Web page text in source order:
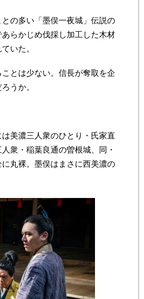
の多い「墨俣一夜城」伝説の
らかじめ伐採し加工した木材
いた。
とは少ない。信長が奪取を企
うか。
美濃三人衆のひとり・氏家直
衆・稲葉良通の曽根城、同・
丸裸。墨俣はまさに西美濃の